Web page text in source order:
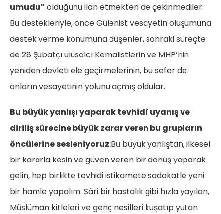
umudu” olduğunu ilan etmekten de çekinmediler.
Bu destekleriyle, önce Gülenist vesayetin oluşumuna
destek verme konumuna düşenler, sonraki süreçte
de 28 Şubatçı ulusalcı Kemalistlerin ve MHP’nin
yeniden devleti ele geçirmelerinin, bu sefer de
onların vesayetinin yolunu açmış oldular.
Bu büyük yanlışı yaparak tevhidî uyanış ve
diriliş sürecine büyük zarar veren bu grupların
öncülerine sesleniyoruz:Bu büyük yanlıştan, ilkesel
bir kararla kesin ve güven veren bir dönüş yaparak
gelin, hep birlikte tevhidi istikamete sadakatle yeni
bir hamle yapalım. Sâri bir hastalık gibi hızla yayılan,
Müslüman kitleleri ve genç nesilleri kuşatıp yutan